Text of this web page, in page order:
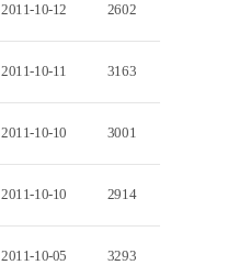
2011-10-12 2602
2011-10-11 3163
2011-10-10 3001
2011-10-10 2914
2011-10-05 3293